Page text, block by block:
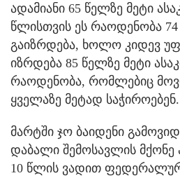
ადამიანი 65 წელზე მეტი
წლისთვის ეს რაოდენობა
გაიზრდება, ხოლო კიდევ
იზრდება 85 წელზე მეტი
რაოდენობა, რომლებიც
ყველაზე მეტად საჭიროებენ.
მარტში ჯო ბაიდენი
დაბალი შემოსავლის მქონე
10 წლის ვადით